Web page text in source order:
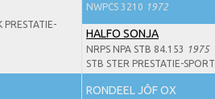
PRESTATIE-
NWPCS 3210 1972
HALFO SONJA
NRPS NPA STB 84.153
1975
STB STER PRESTATIE-SPORT
RONDEEL JÔF OX